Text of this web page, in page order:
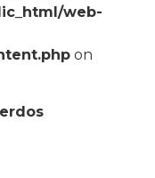
web-
on